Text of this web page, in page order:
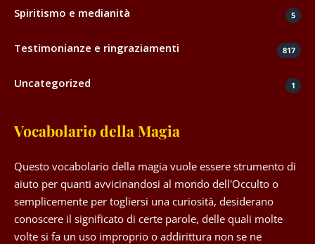
Spiritismo e medianità 5
Testimonianze e ringraziamenti 817
Uncategorized 1
Vocabolario della Magia
Questo vocabolario della magia vuole essere strumento di
aiuto per quanti avvicinandosi al mondo dell'Occulto o
semplicemente per togliersi una curiosità, desiderano
conoscere il significato di certe parole, delle quali molte
volte si fa un uso improprio o addirittura non se ne